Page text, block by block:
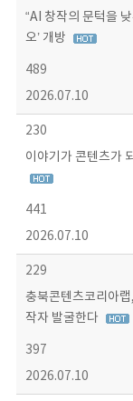
“AI 창작의 문턱을
오’ 개방
489
2026.07.10
230
이야기가 콘텐츠가
441
2026.07.10
229
충북콘텐츠코리아
작자 발굴한다
397
2026.07.10